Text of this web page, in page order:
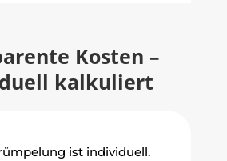
Kosten –
kalkuliert
ist individuell.